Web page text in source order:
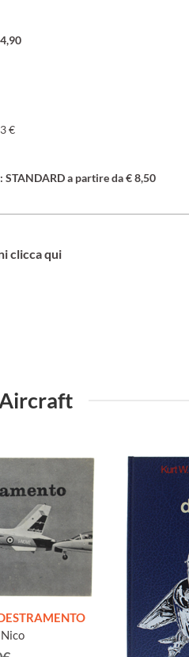
€
STANDARD a partire da € 8,50
clicca qui